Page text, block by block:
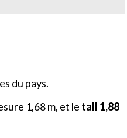
du pays.
1,68 m, et le tall 1,88